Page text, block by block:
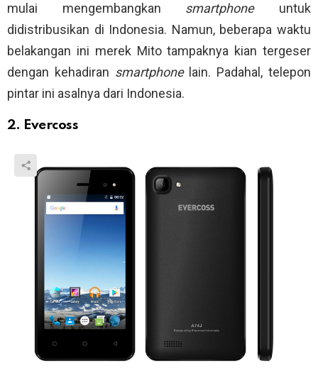
mulai mengembangkan smartphone untuk
didistribusikan di Indonesia. Namun, beberapa waktu
belakangan ini merek Mito tampaknya kian tergeser
dengan kehadiran smartphone lain. Padahal, telepon
pintar ini asalnya dari Indonesia.
2. Evercoss